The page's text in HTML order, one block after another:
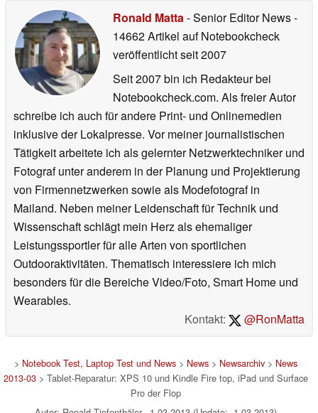
Ronald Matta- Senior Editor News-
14662 Artikel auf Notebookcheck
veröffentlichtseit 2007
Seit 2007 bin ich Redakteur bei
Notebookcheck.com. Als freier Autor
schreibe ich auch für andere Print- und Onlinemedien
inklusive der Lokalpresse. Vor meiner journalistischen
Tätigkeit arbeitete ich als gelernter Netzwerktechniker und
Fotograf unter anderem in der Planung und Projektierung
von Firmennetzwerken sowie als Modefotograf in
Mailand. Neben meiner Leidenschaft für Technik und
Wissenschaft schlägt mein Herz als ehemaliger
Leistungssportler für alle Arten von sportlichen
Outdooraktivitäten. Thematisch interessiere ich mich
besonders für die Bereiche Video/Foto, Smart Home und
Wearables.
Kontakt:
@RonMatta
> Notebook Test, Laptop Test und News> News> Newsarchiv> News
2013-03> Tablet-Reparatur: XPS 10 und Kindle Fire top, iPad und Surface
Pro der Flop